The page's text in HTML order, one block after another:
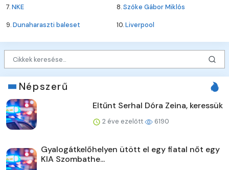
7.NKE 8.Szőke Gábor Miklós
9.Dunaharaszti baleset 10.Liverpool
Népszerű
Eltűnt Serhal Dóra Zeina, keressük
2 éve ezelőtt 6190
Gyalogátkelőhelyen ütött el egy fiatal nőt egy
KIA Szombathe...